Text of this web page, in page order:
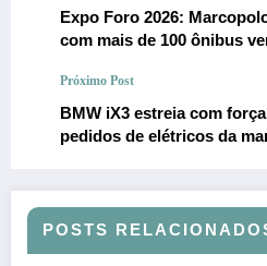
Expo Foro 2026:
com mais de 100 ônibus
Próximo Post
BMW iX3 estreia com
pedidos de elétricos da
POSTS